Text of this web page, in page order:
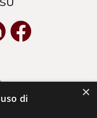
illeciti
×
di